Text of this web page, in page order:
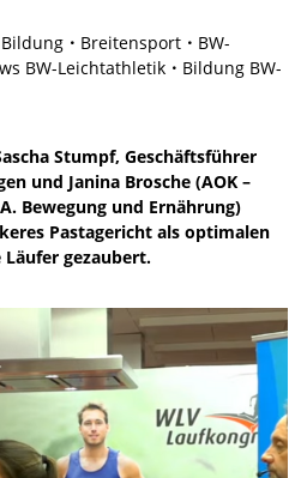
Bildung Breitensport
BW-
BW-Leichtathletik
Bildung BW-
Stumpf, Geschäftsführer
und Janina Brosche (AOK –
Bewegung und Ernährung)
Pastagericht als optimalen
gezaubert.